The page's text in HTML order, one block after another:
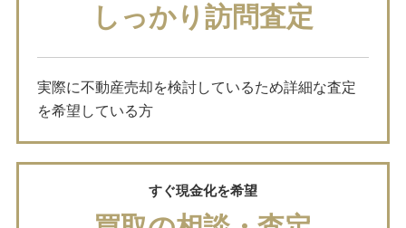
しっかり訪問査定
実際に不動産売却を検討しているため詳細な査定
を希望している方
すぐ現金化を希望